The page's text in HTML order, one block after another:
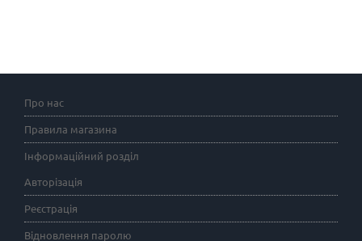
Про нас
Правила магазина
Інформаційний розділ
Авторізація
Реєстрація
Відновлення паролю